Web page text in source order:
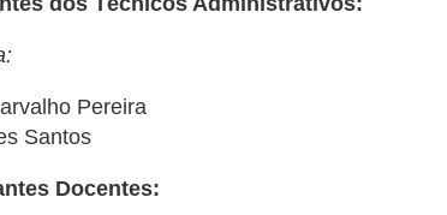
Pereira
Santos
Docentes: